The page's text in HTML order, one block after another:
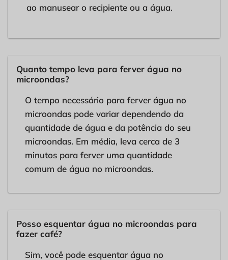
ao manusear o recipiente ou a água.
Quanto tempo leva para ferver água no
microondas?
O tempo necessário para ferver água no
microondas pode variar dependendo da
quantidade de água e da potência do seu
microondas. Em média, leva cerca de 3
minutos para ferver uma quantidade
comum de água no microondas.
Posso esquentar água no microondas para
fazer café?
Sim, você pode esquentar água no